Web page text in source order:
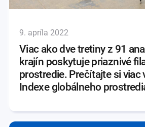
9. apríla 2022
Viac ako dve tretiny z 91
krajín poskytuje priaznivé
prostredie. Prečítajte si viac
Indexe globálneho